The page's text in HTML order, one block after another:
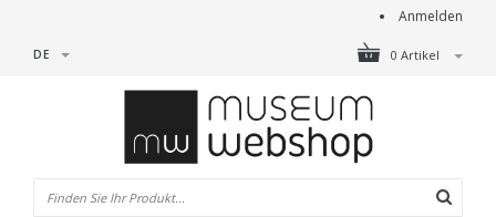
Anmelden
0 Artikel
DE